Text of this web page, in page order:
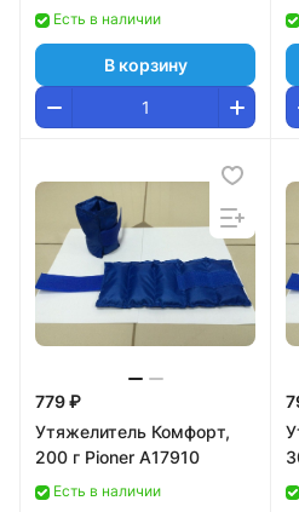
Есть в наличии
В корзину
779 ₽
Утяжелитель Комфорт,
200 г Pioner A17910
Есть в наличии